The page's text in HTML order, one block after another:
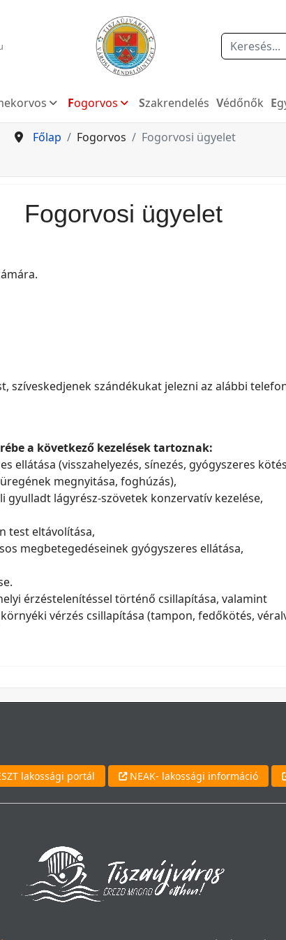
Fogorvos Szakrendelés Védőnők
Főlap Fogorvos Fogorvosi ügyelet
Fogorvosi ügyelet
szíveskedjenek szándékukat jelezni az alábbi
a következő kezelések tartoznak:
ellátása (visszahelyezés, sínezés, gyógyszeres
megnyitása, foghúzás),
lágyrész-szövetek konzervatív kezelése,
test eltávolítása,
megbetegedéseinek gyógyszeres ellátása,
érzéstelenítéssel történő csillapítása, valamint
vérzés csillapítása (tampon, fedőkötés,
lakossági portál NEAK- lakossági információ